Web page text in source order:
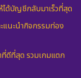
ได้บัญชีกลับมาเร็วที่สุด
นะนำกิจกรรมท่อง
ดีที่สุด รวมเกมแตก